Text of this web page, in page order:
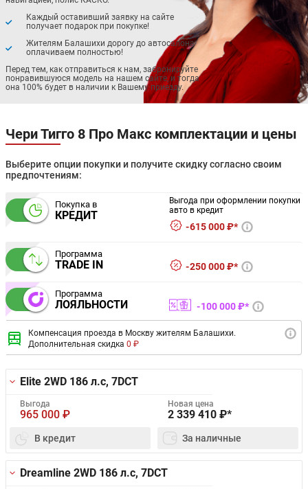
Каждый оставивший заявку на сайте
получает подарок при покупке!
Жителям Балашихи дорогу до автосалона
оплачиваем полностью!
Перед тем, как отправиться к нам, забронируйте
понравившуюся модель на нашем сайте, и тогда
она 100% будет в наличии к Вашему приезду.
Чери Тигго 8 Про Макс комплектации и цены
Выберите опции покупки и получите скидку согласно своим
предпочтениям:
Покупка в
КРЕДИТ
Выгода при оформлении покупки
авто в кредит
615 000 ₽*
Программа
TRADE IN 250 000 ₽*
Программа
ЛОЯЛЬНОСТИ 100 000 ₽*
Компенсация проезда в Москву жителям Балашихи.
Дополнительная скидка 0 ₽
Elite 2WD 186 л.с, 7DCT
Выгода
965 000 ₽
Новая цена
2 339 410 ₽*
В кредит За наличные
Dreamline 2WD 186 л.с, 7DCT